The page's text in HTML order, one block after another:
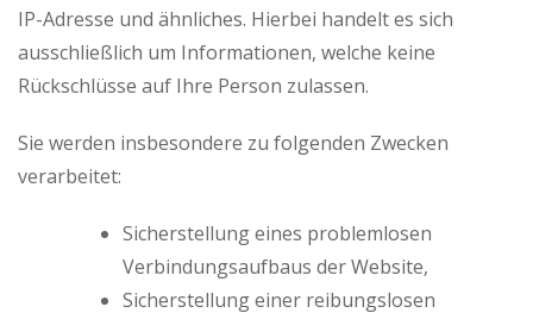
IP-Adresse und ähnliches. Hierbei handelt es sich
ausschließlich um Informationen, welche keine
Rückschlüsse auf Ihre Person zulassen.
Sie werden insbesondere zu folgenden Zwecken
verarbeitet:
Sicherstellung eines problemlosen
Verbindungsaufbaus der Website,
Sicherstellung einer reibungslosen